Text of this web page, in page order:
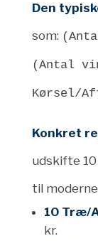
Den
som:
(Antal
Kørsel/
Konkret
udskifte
til
10 Træ/
kr.